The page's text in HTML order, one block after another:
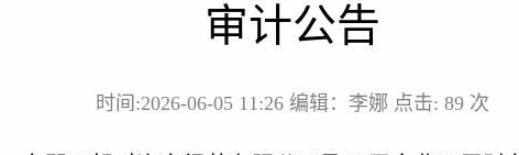
审计公告
时间:2026-06-05 11:26 编辑：李娜 点击: 89 次